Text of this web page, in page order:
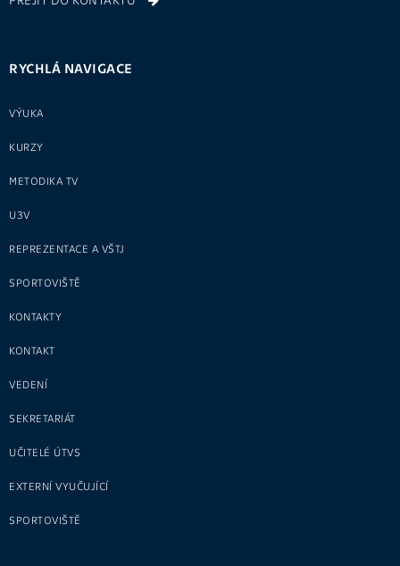
RYCHLÁ NAVIGACE
VÝUKA
KURZY
METODIKA TV
U3V
REPREZENTACE A VŠTJ
SPORTOVIŠTĚ
KONTAKTY
KONTAKT
VEDENÍ
SEKRETARIÁT
UČITELÉ ÚTVS
EXTERNÍ VYUČUJÍCÍ
SPORTOVIŠTĚ